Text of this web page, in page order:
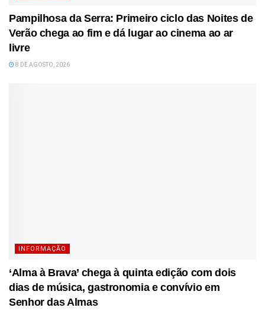
Pampilhosa da Serra: Primeiro ciclo das Noites de
Verão chega ao fim e dá lugar ao cinema ao ar
livre
8 DE AGOSTO, 2026
INFORMAÇÃO
‘Alma à Brava’ chega à quinta edição com dois
dias de música, gastronomia e convívio em
Senhor das Almas